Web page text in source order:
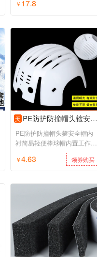
￥ 17.8
天 PE防护防撞帽头箍安全帽内衬简易轻便棒球帽内置工作帽壳印字
PE防护防撞帽头箍安全帽内
衬简易轻便棒球帽内置工作帽
￥4.63 领券购买